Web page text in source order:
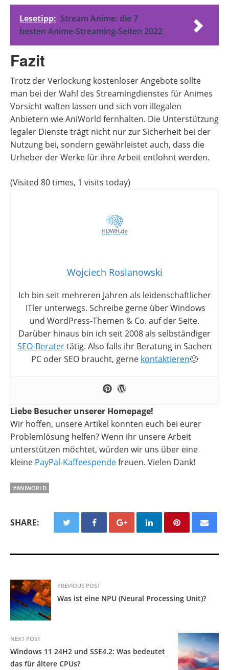
Lesetipp: Stream Anime: die 7
besten Anime-Streaming-Seiten 2022
Fazit
Trotz der Verlockung kostenloser Angebote sollte
man bei der Wahl des Streamingdienstes für Animes
Vorsicht walten lassen und sich von illegalen
Anbietern wie AniWorld fernhalten. Die Unterstützung
legaler Dienste trägt nicht nur zur Sicherheit bei der
Nutzung bei, sondern gewährleistet auch, dass die
Urheber der Werke für ihre Arbeit entlohnt werden.
(Visited 80 times, 1 visits today)
Wojciech Roslanowski
Ich bin seit mehreren Jahren als leidenschaftlicher
ITler unterwegs. Schreibe gerne über Windows
und WordPress-Themen & Co. auf der Seite.
Darüber hinaus bin ich seit 2008 als selbständiger
SEO-Beratertätig. Also falls ihr Beratung in Sachen
PC oder SEO braucht, gerne kontaktieren🙂
Liebe Besucher unserer Homepage!
Wir hoffen, unsere Artikel konnten euch bei eurer
Problemlösung helfen? Wenn ihr unsere Arbeit
unterstützen möchtet, würden wir uns über eine
kleine PayPal-Kaffeespendefreuen. Vielen Dank!
#ANIWORLD
SHARE:
PREVIOUS POST
Was ist eine NPU (Neural Processing Unit)?
NEXT POST
Windows 11 24H2 und SSE4.2: Was bedeutet
das für ältere CPUs?